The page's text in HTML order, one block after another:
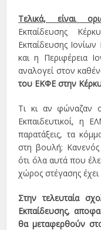
Τελικά, είναι
Εκπαίδευσης
Εκπαίδευσης
και η Περιφέρεια
αναλογεί στον
του ΕΚΦΕ στην
Τι κι αν φώναζαν
Εκπαιδευτικοί, η
παρατάξεις, τα
στη βουλή; Κανενός
ότι όλα αυτά που
χώρος στέγασης
Στην τελευταία
Εκπαίδευσης,
θα μεταφερθούν